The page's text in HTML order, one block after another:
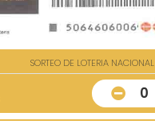
SORTEO DE LOTERIA NACIONAL
0